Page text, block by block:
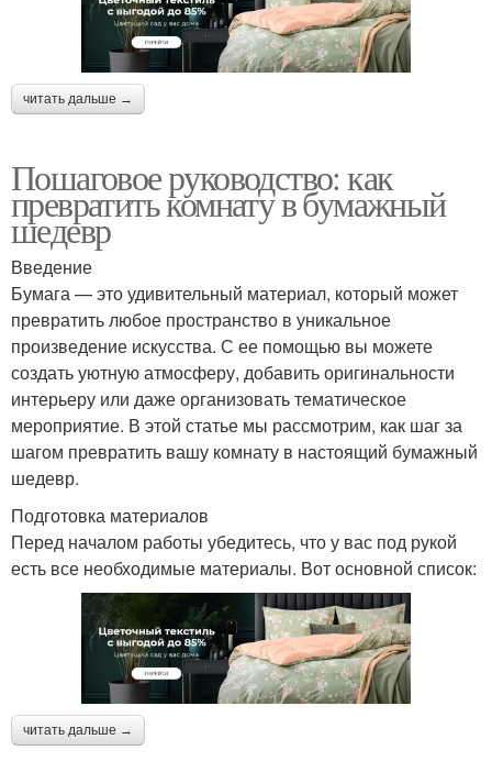
читать дальше →
Пошаговое руководство: как
превратить комнату в бумажный
шедевр
Введение
Бумага — это удивительный материал, который может
превратить любое пространство в уникальное
произведение искусства. С ее помощью вы можете
создать уютную атмосферу, добавить оригинальности
интерьеру или даже организовать тематическое
мероприятие. В этой статье мы рассмотрим, как шаг за
шагом превратить вашу комнату в настоящий бумажный
шедевр.
Подготовка материалов
Перед началом работы убедитесь, что у вас под рукой
есть все необходимые материалы. Вот основной список:
читать дальше →